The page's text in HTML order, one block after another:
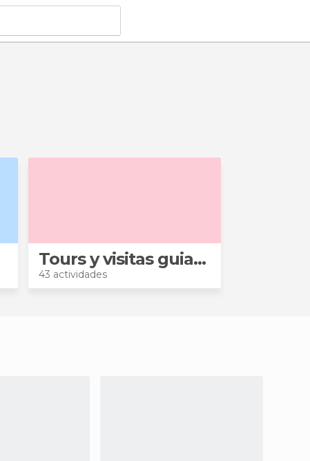
Tours y visitas guiadas
43 actividades